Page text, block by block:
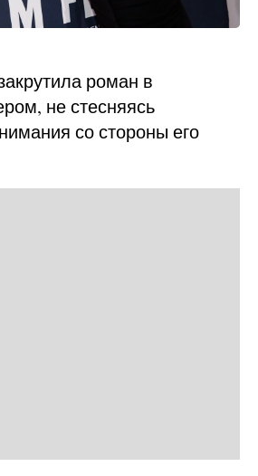
роман в
не стесняясь
со стороны его